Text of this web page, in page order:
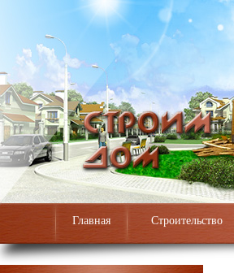
Главная Строительство